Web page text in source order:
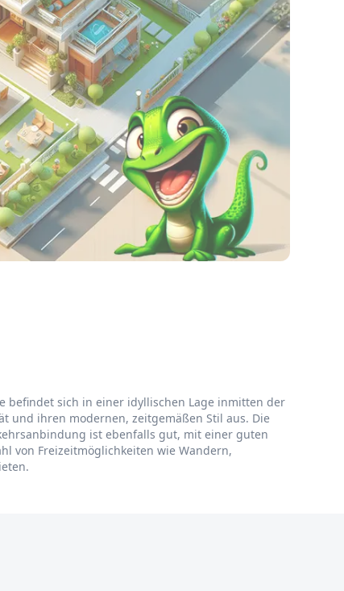
befindet sich in einer idyllischen Lage inmitten der
und ihren modernen, zeitgemäßen Stil aus. Die
ist ebenfalls gut, mit einer guten
von Freizeitmöglichkeiten wie Wandern,